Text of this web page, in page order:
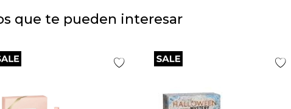
que te pueden interesar